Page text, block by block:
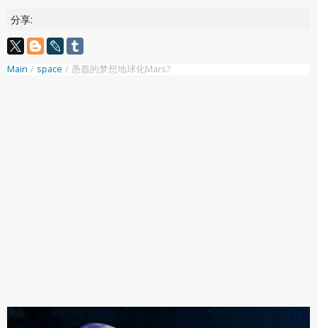
分享:
Main / space / 愚蠢的梦想地球化Mars?